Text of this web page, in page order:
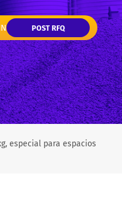
POST RFQ
especial para espacios